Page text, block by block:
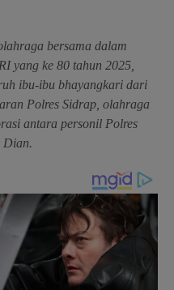
bersama dalam
yang ke 80 tahun 2025,
ibu-ibu bhayangkari dari
Polres Sidrap, olahraga
antara personil Polres
Dian.